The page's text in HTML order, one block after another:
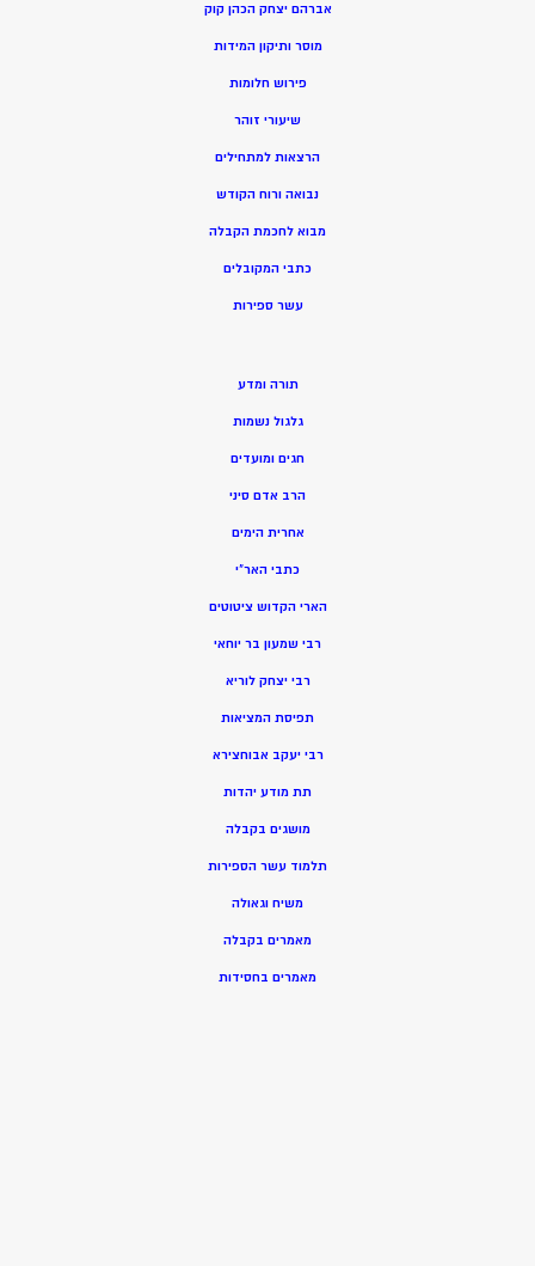
אברהם יצחק הכהן קוק
מוסר ותיקון המידות
פירוש חלומות
שיעורי זוהר
הרצאות למתחילים
נבואה ורוח הקודש
מבוא לחכמת הקבלה
כתבי המקובלים
עשר ספירות
תורה ומדע
גלגול נשמות
חגים ומועדים
הרב אדם סיני
אחרית הימים
כתבי האר”י
הארי הקדוש ציטוטים
רבי שמעון בר יוחאי
רבי יצחק לוריא
תפיסת המציאות
רבי יעקב אבוחצירא
תת מודע יהדות
מושגים בקבלה
תלמוד עשר הספירות
משיח וגאולה
מאמרים בקבלה
מאמרים בחסידות